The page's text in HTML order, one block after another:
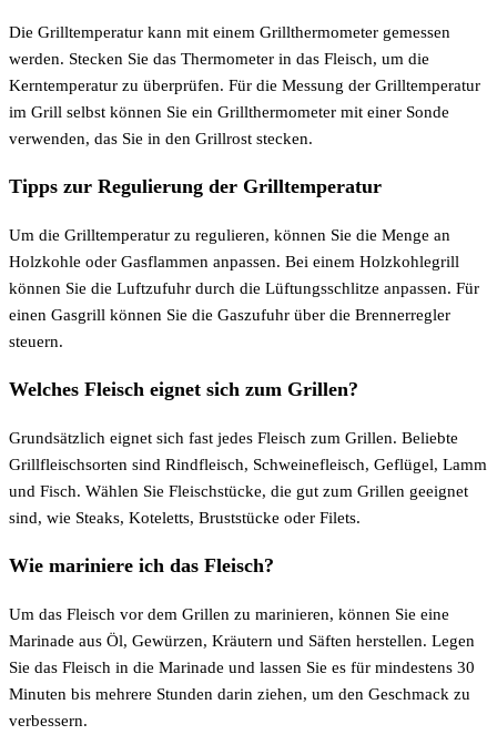
Die Grilltemperatur kann mit einem Grillthermometer gemessen
werden. Stecken Sie das Thermometer in das Fleisch, um die
Kerntemperatur zu überprüfen. Für die Messung der Grilltemperatur
im Grill selbst können Sie ein Grillthermometer mit einer Sonde
verwenden, das Sie in den Grillrost stecken.
Tipps zur Regulierung der Grilltemperatur
Um die Grilltemperatur zu regulieren, können Sie die Menge an
Holzkohle oder Gasflammen anpassen. Bei einem Holzkohlegrill
können Sie die Luftzufuhr durch die Lüftungsschlitze anpassen. Für
einen Gasgrill können Sie die Gaszufuhr über die Brennerregler
steuern.
Welches Fleisch eignet sich zum Grillen?
Grundsätzlich eignet sich fast jedes Fleisch zum Grillen. Beliebte
Grillfleischsorten sind Rindfleisch, Schweinefleisch, Geflügel, Lamm
und Fisch. Wählen Sie Fleischstücke, die gut zum Grillen geeignet
sind, wie Steaks, Koteletts, Bruststücke oder Filets.
Wie mariniere ich das Fleisch?
Um das Fleisch vor dem Grillen zu marinieren, können Sie eine
Marinade aus Öl, Gewürzen, Kräutern und Säften herstellen. Legen
Sie das Fleisch in die Marinade und lassen Sie es für mindestens 30
Minuten bis mehrere Stunden darin ziehen, um den Geschmack zu
verbessern.